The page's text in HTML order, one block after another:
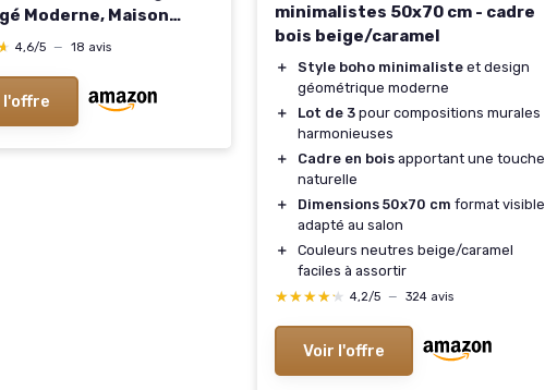
Moderne, Maison
Artisanat entrée
* 67cm
4,6/5 — 18 avis
l'offre
minimalistes 50x70 cm - cadre
bois beige/caramel
＋ Style boho minimaliste et design
géométrique moderne
＋
Lot de 3 pour compositions murales
harmonieuses
＋
Cadre en bois apportant une touche
naturelle
＋
Dimensions 50x70 cm format visible
adapté au salon
＋
Couleurs neutres beige/caramel
faciles à assortir
★★★★★
★★★★★ 4,2/5 — 324 avis
Voir l'offre